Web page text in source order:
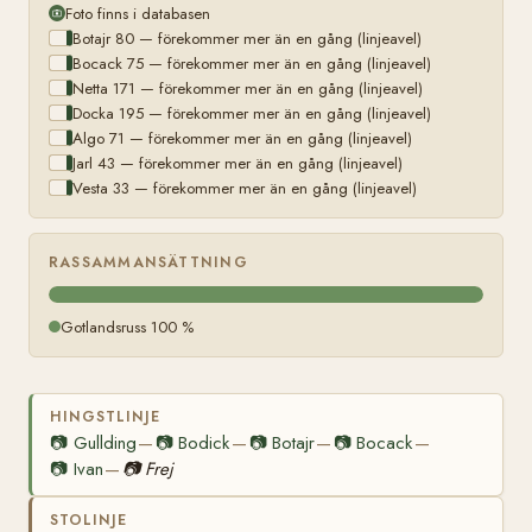
Foto finns i databasen
Botajr 80 — förekommer mer än en gång (linjeavel)
Bocack 75 — förekommer mer än en gång (linjeavel)
Netta 171 — förekommer mer än en gång (linjeavel)
Docka 195 — förekommer mer än en gång (linjeavel)
Algo 71 — förekommer mer än en gång (linjeavel)
Jarl 43 — förekommer mer än en gång (linjeavel)
Vesta 33 — förekommer mer än en gång (linjeavel)
RASSAMMANSÄTTNING
Gotlandsruss 100 %
HINGSTLINJE
📷 Gullding— 📷Bodick— 📷 Botajr— 📷 Bocack—
📷 Ivan— 📷 Frej
STOLINJE